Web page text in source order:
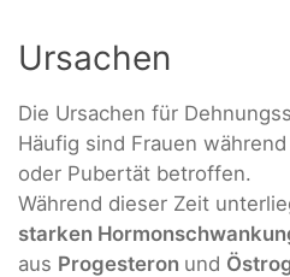
Ursachen
Die Ursachen für
Häufig sind Frauen
oder Pubertät betroffen.
Während dieser Zeit
starken
aus Progesteron und